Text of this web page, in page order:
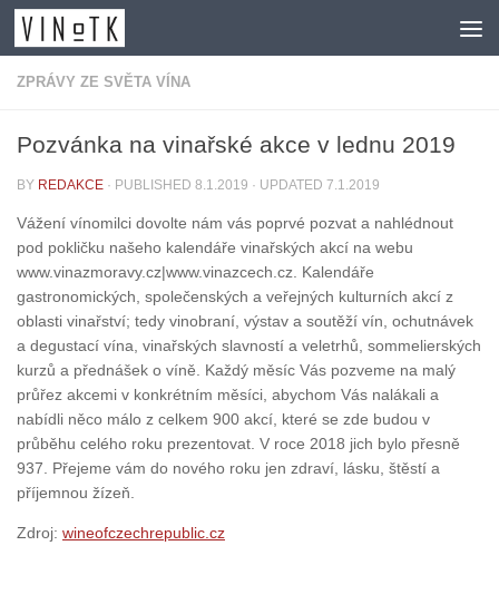
Skip to content
ZPRÁVY ZE SVĚTA VÍNA
Pozvánka na vinařské akce v lednu 2019
BY REDAKCE · PUBLISHED 8.1.2019 · UPDATED 7.1.2019
Vážení vínomilci dovolte nám vás poprvé pozvat a nahlédnout
pod pokličku našeho kalendáře vinařských akcí na webu
www.vinazmoravy.cz|www.vinazcech.cz. Kalendáře
gastronomických, společenských a veřejných kulturních akcí z
oblasti vinařství; tedy vinobraní, výstav a soutěží vín, ochutnávek
a degustací vína, vinařských slavností a veletrhů, sommelierských
kurzů a přednášek o víně. Každý měsíc Vás pozveme na malý
průřez akcemi v konkrétním měsíci, abychom Vás nalákali a
nabídli něco málo z celkem 900 akcí, které se zde budou v
průběhu celého roku prezentovat. V roce 2018 jich bylo přesně
937. Přejeme vám do nového roku jen zdraví, lásku, štěstí a
příjemnou žízeň.
Zdroj: wineofczechrepublic.cz